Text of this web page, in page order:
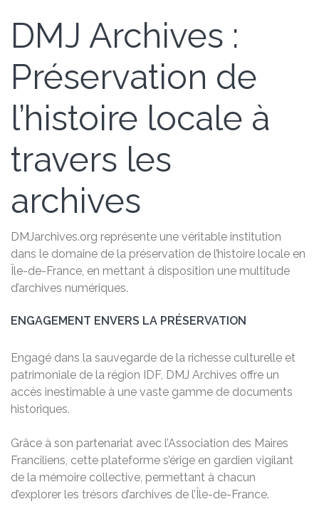
DMJ Archives :
Préservation de
l’histoire locale à
travers les
archives
DMJarchives.org représente une véritable institution
dans le domaine de la préservation de l’histoire locale en
Île-de-France, en mettant à disposition une multitude
d’archives numériques.
ENGAGEMENT ENVERS LA PRÉSERVATION
Engagé dans la sauvegarde de la richesse culturelle et
patrimoniale de la région IDF, DMJ Archives offre un
accès inestimable à une vaste gamme de documents
historiques.
Grâce à son partenariat avec l’Association des Maires
Franciliens, cette plateforme s’érige en gardien vigilant
de la mémoire collective, permettant à chacun
d’explorer les trésors d’archives de l’Île-de-France.